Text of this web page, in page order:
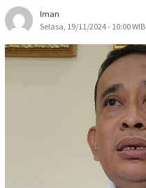
Iman
Selasa, 19/11/2024 - 10:00 WIB